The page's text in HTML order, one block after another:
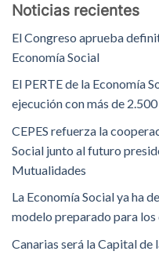
Noticias recientes
El Congreso aprueba
Economía Social
El PERTE de la Economía
ejecución con más de
CEPES refuerza la
Social junto al futuro
Mutualidades
La Economía Social ya ha
modelo preparado para
Canarias será la Capital de